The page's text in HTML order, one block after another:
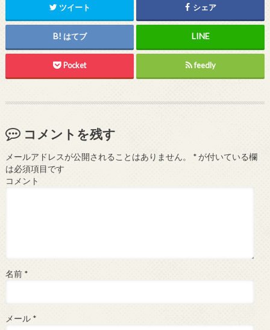
ツイート シェア
はてブ
Pocket feedly
コメントを残す
メールアドレスが公開されることはありません。 *が付いている欄
は必須項目です
コメント
名前 *
メール *